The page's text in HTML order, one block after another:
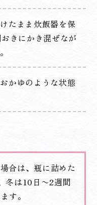
たまま炊飯器を保
きにかき混ぜなが
かゆのような状態
合は、瓶に詰めた
冬は10日〜2週間
す。